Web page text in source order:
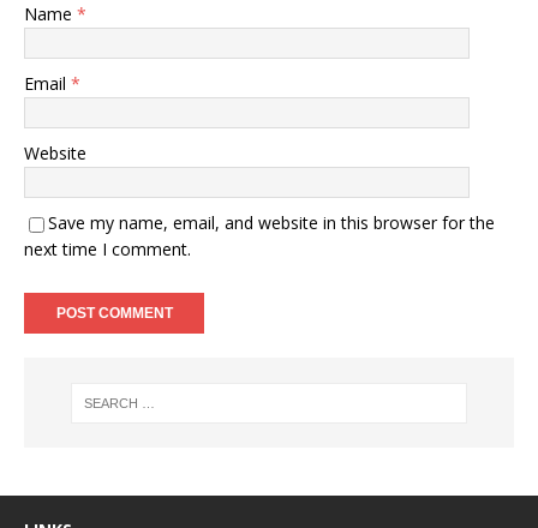
Name *
Email *
Website
Save my name, email, and website in this browser for the
next time I comment.